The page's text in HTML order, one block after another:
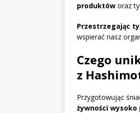
produktów oraz
Przestrzegając
wspierać nasz
Czego
z
Przygotowując
żywności